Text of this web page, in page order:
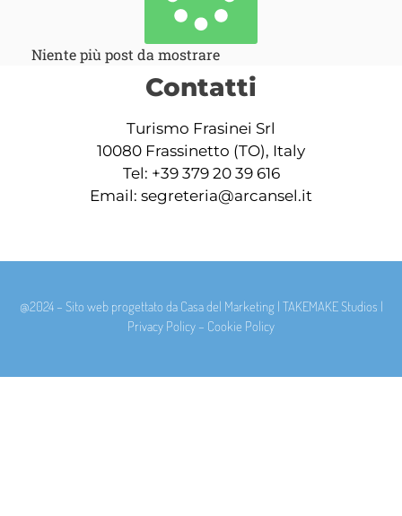
Niente più post da mostrare
Contatti
Turismo Frasinei Srl
10080 Frassinetto (TO), Italy
Tel: +39 379 20 39 616
Email: segreteria@arcansel.it
@2024 – Sito web progettato da Casa del Marketing| TAKEMAKE Studios |
Privacy Policy – Cookie Policy